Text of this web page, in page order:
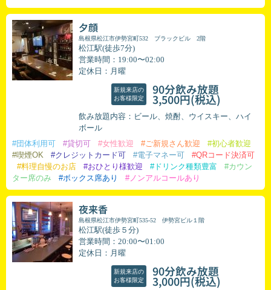
夕顔
島根県松江市伊勢宮町532 ブラックビル 2階
松江駅(徒歩7分)
営業時間：19:00〜02:00
定休日：月曜
新規来店の
お客様限定
90分飲み放題
3,500円(税込)
飲み放題内容：ビール、焼酎、ウイスキー、ハイ
ボール
#団体利用可 #貸切可 #女性歓迎 #ご新規さん歓迎
#初心者歓迎
#喫煙OK
#クレジットカード可 #電子マネー可
#QRコード決済可
#料理自慢のお店
#おひとり様歓迎 #ドリンク種類豊富
#カウン
ター席のみ
#ボックス席あり #ノンアルコールあり
夜来香
島根県松江市伊勢宮町535-52 伊勢宮ビル１階
松江駅(徒歩５分)
営業時間：20:00〜01:00
定休日：月曜
新規来店の
お客様限定
90分飲み放題
3,000円(税込)